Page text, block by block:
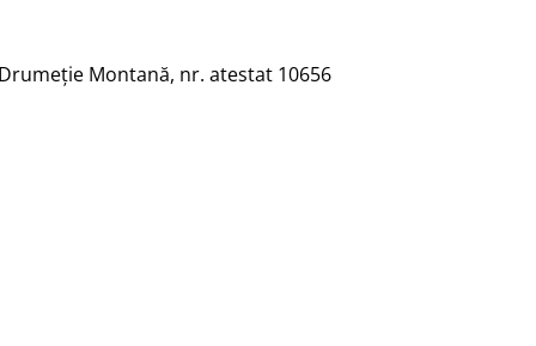
Montană, nr. atestat 10656